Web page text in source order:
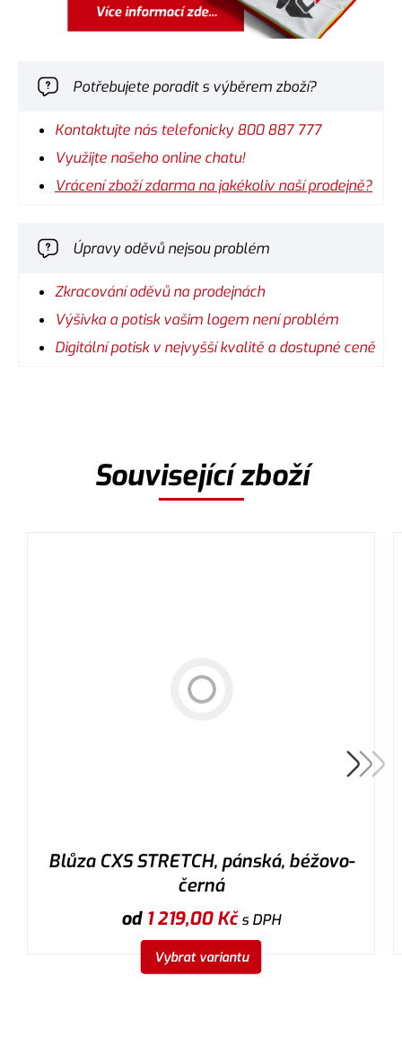
Potřebujete poradit s výběrem zboží?
Kontaktujte nás telefonicky 800 887 777
Využijte našeho online chatu!
Vrácení zboží zdarma na jakékoliv naší prodejně?
Úpravy oděvů nejsou problém
Zkracování oděvů na prodejnách
Výšivka a potisk vašim logem není problém
Digitální potisk v nejvyšší kvalitě a dostupné ceně
Související zboží
Blůza CXS STRETCH, pánská, béžovo-
černá
od 1 219,00Kčs DPH
Vybrat variantu